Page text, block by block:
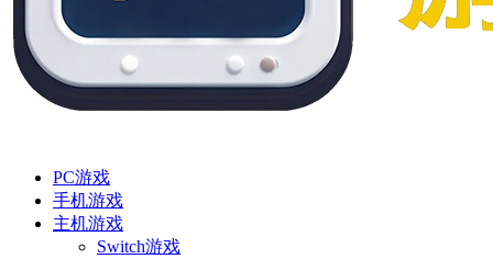
PC游戏
手机游戏
主机游戏
Switch游戏